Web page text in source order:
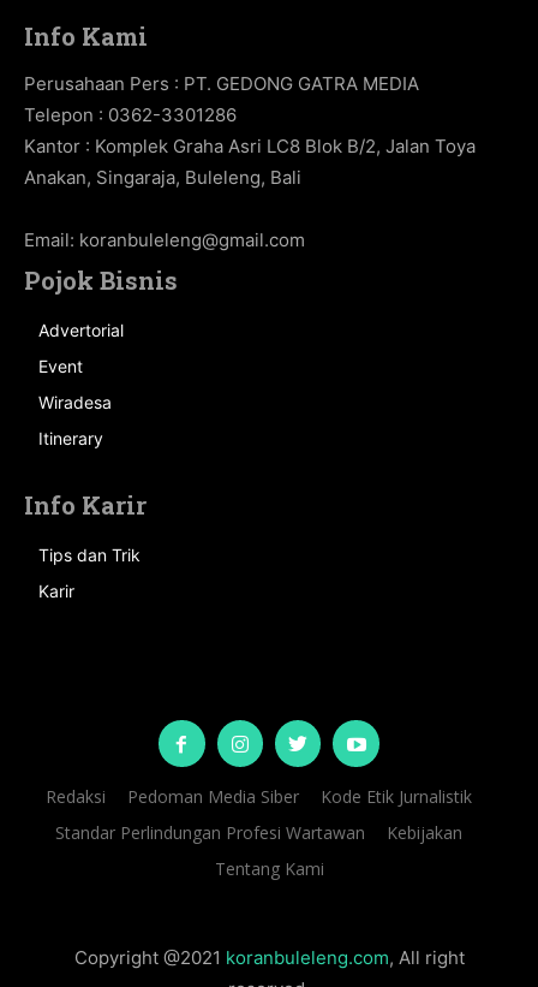
Info Kami
Perusahaan Pers : PT. GEDONG GATRA MEDIA
Telepon : 0362-3301286
Kantor : Komplek Graha Asri LC8 Blok B/2, Jalan Toya
Anakan, Singaraja, Buleleng, Bali
Email: koranbuleleng@gmail.com
Pojok Bisnis
Advertorial
Event
Wiradesa
Itinerary
Info Karir
Tips dan Trik
Karir
Redaksi Pedoman Media Siber
Kode Etik Jurnalistik
Standar Perlindungan Profesi Wartawan
Kebijakan
Tentang Kami
Copyright @2021 koranbuleleng.com, All right